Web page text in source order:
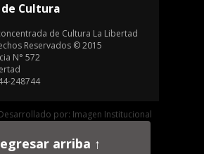
Cultura
de Cultura La Libertad
Reservados © 2015
N° 572
248744
por: Imagen Institucional
arriba ↑